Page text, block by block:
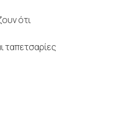
ότι
ταπετσαρίες